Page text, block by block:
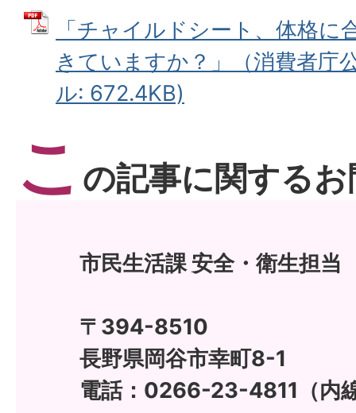
「チャイルドシート、体格
きていますか？」（消費者庁
ル: 672.4KB)
こ の記事に関する
市民生活課 安全・衛生担当
〒394-8510
長野県岡谷市幸町8-1
電話：0266-23-4811（内